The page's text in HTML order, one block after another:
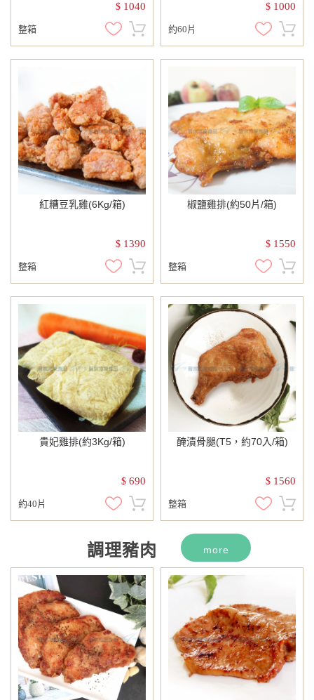
$ 1040
整箱
$ 1000
約60片
紅糟豆乳雞(6Kg/箱)
$ 1390
整箱
椒鹽雞排(約50片/箱)
$ 1550
整箱
貴妃雞排(約3Kg/箱)
$ 690
約40片
醃漬骨腿(T5，約70入/箱)
$ 1560
整箱
調理豬肉 more